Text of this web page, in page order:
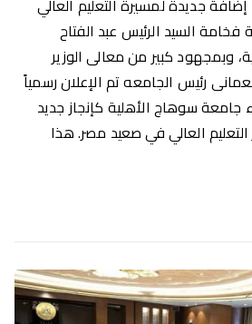
جديدة لمسيرة التعليم العالي
السيد الرئيس عبد الفتاح
وبمجهود كبير من معالى الوزير
رئيس الجامعه تم الإعلان رسمياً
سوهاج الأهلية كإنجاز جديد
العالي في صعيد مصر. هذا